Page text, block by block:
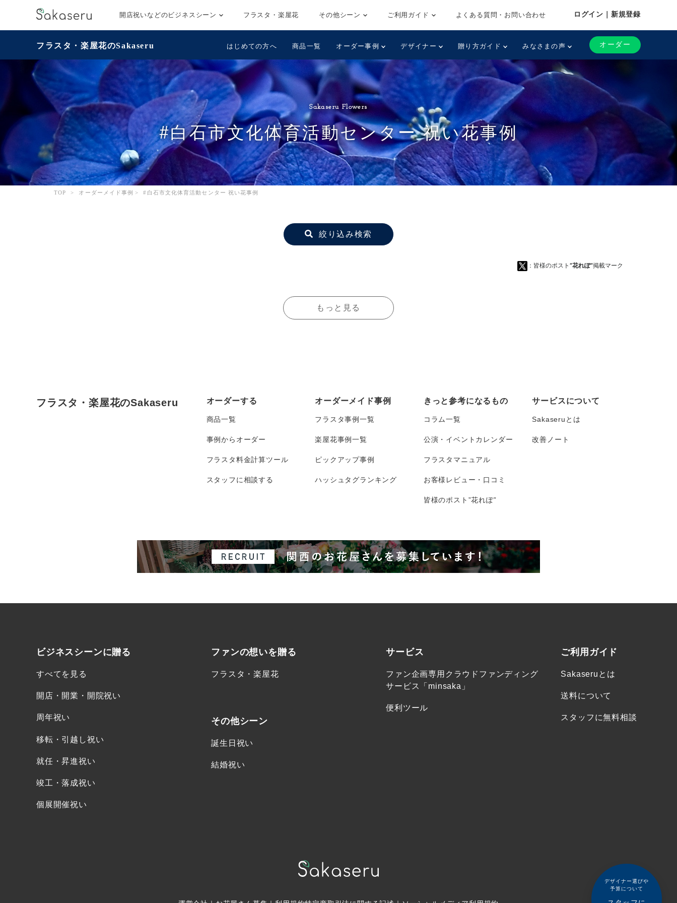
開店祝いなどのビジネスシーン フラスタ・楽屋花 その他シーン ご利用ガイド よくある質問・お問い合わせ ログイン｜新規登録
フラスタ・楽屋花のSakaseru はじめての方へ 商品一覧 オーダー事例 デザイナー 贈り方ガイド みなさまの声 オーダー
デザイナー選びや
予算について
Sakaseru Flowers
#白石市文化体育活動センター 祝い花事例
TOP > オーダーメイド事例 > #白石市文化体育活動センター 祝い花事例
絞り込み検索
：皆様のポスト “花れぽ”掲載マーク
もっと見る
フラスタ・楽屋花のSakaseru オーダーする
商品一覧
事例からオーダー
フラスタ料金計算ツール
スタッフに相談する
オーダーメイド事例
フラスタ事例一覧
楽屋花事例一覧
ピックアップ事例
ハッシュタグランキング
きっと参考になるもの
コラム一覧
公演・イベントカレンダー
フラスタマニュアル
お客様レビュー・口コミ
皆様のポスト”花れぽ”
サービスについて
Sakaseruとは
改善ノート
ビジネスシーンに贈る
すべてを見る
開店・開業・開院祝い
周年祝い
移転・引越し祝い
就任・昇進祝い
竣工・落成祝い
個展開催祝い
ファンの想いを贈る
フラスタ・楽屋花
その他シーン
誕生日祝い
結婚祝い
サービス
ファン企画専用クラウドファンディング
サービス「minsaka」
便利ツール
ご利用ガイド
Sakaseruとは
送料について
スタッフに無料相談